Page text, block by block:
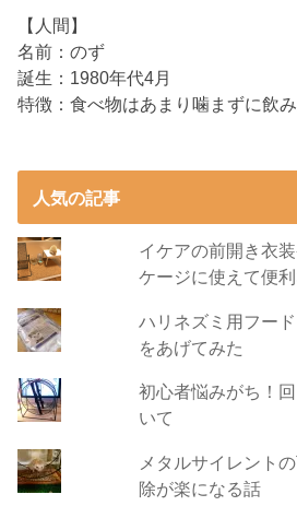
【人間】
名前：のず
誕生：1980年代4月
特徴：食べ物はあまり噛まずに飲
人気の記事
イケアの前開き衣
ケージに使えて便
ハリネズミ用フー
をあげてみた
初心者悩みがち！
いて
メタルサイレント
除が楽になる話